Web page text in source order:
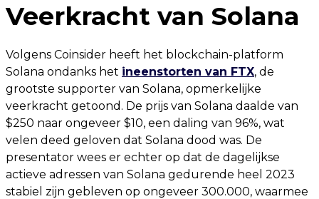
Veerkracht van Solana
Volgens Coinsider heeft het blockchain-platform
Solana ondanks het ineenstorten van FTX, de
grootste supporter van Solana, opmerkelijke
veerkracht getoond. De prijs van Solana daalde van
$250 naar ongeveer $10, een daling van 96%, wat
velen deed geloven dat Solana dood was. De
presentator wees er echter op dat de dagelijkse
actieve adressen van Solana gedurende heel 2023
stabiel zijn gebleven op ongeveer 300.000, waarmee